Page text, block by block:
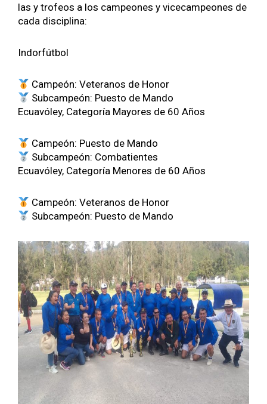
las y tro­feos a los campe­ones y vice­cam­pe­ones de
cada dis­ci­plina:
Indor­fút­bol
Campeón: Vet­er­a­nos de Hon­or
Sub­cam­peón: Puesto de Man­do
Ecuavó­ley, Cat­e­goría May­ores de 60 Años
Campeón: Puesto de Man­do
Sub­cam­peón: Com­bat­ientes
Ecuavó­ley, Cat­e­goría Menores de 60 Años
Campeón: Vet­er­a­nos de Hon­or
Sub­cam­peón: Puesto de Man­do